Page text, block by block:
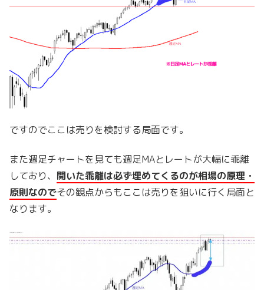
ですのでここは売りを検討する局面です。
また週足チャートを見ても週足MAとレートが大幅に乖離
しており、 開いた乖離は必ず埋めてくるのが相場の原理・
原則なのでその観点からもここは売りを狙いに行く局面と
なります。